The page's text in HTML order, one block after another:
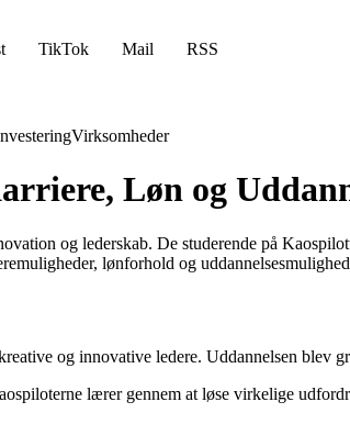
TikTok Mail RSS
Virksomheder
Løn og
og lederskab. De studerende på
lønforhold og
og innovative ledere. Uddannelsen blev
lærer gennem at løse virkelige